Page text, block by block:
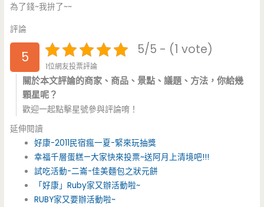
為了錢~我拚了~~
評論
5 5/5 - (1 vote)
1位網友投票評論
關於本文評論的商家、商品、景點、議題、方法，你給幾
顆星呢？
歡迎一起點擊星號參與評論唷！
延伸閱讀
好康-2011民宿瘋一夏-緊來玩抽獎
幸福千層蛋糕—大家快來投票~送阿月上清境吧!!!
試吃活動-二崙-佳美麵包之狀元餅
「好康」Ruby家又辦活動啦~
RUBY家又要辦活動啦~